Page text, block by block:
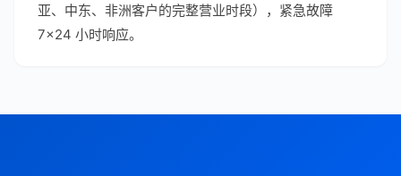
亚、中东、非洲客户的完整营业时段），紧急故障
7×24 小时响应。